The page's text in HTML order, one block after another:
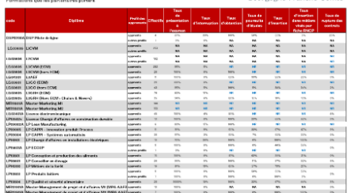
Erasmus
Règlement intérieur
Infos élèves
Modalités d'inscription
Tarifs
Modalités de financement